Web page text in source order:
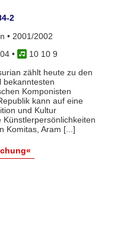
2
• 2001/2002
•
10 10 9
zählt heute zu den
bekanntesten
Komponisten
kann auf eine
und Kultur
Komitas, Aram [...]